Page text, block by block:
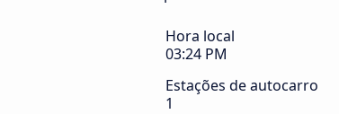
Hora local
03:24 PM
Estações de autocarro
1